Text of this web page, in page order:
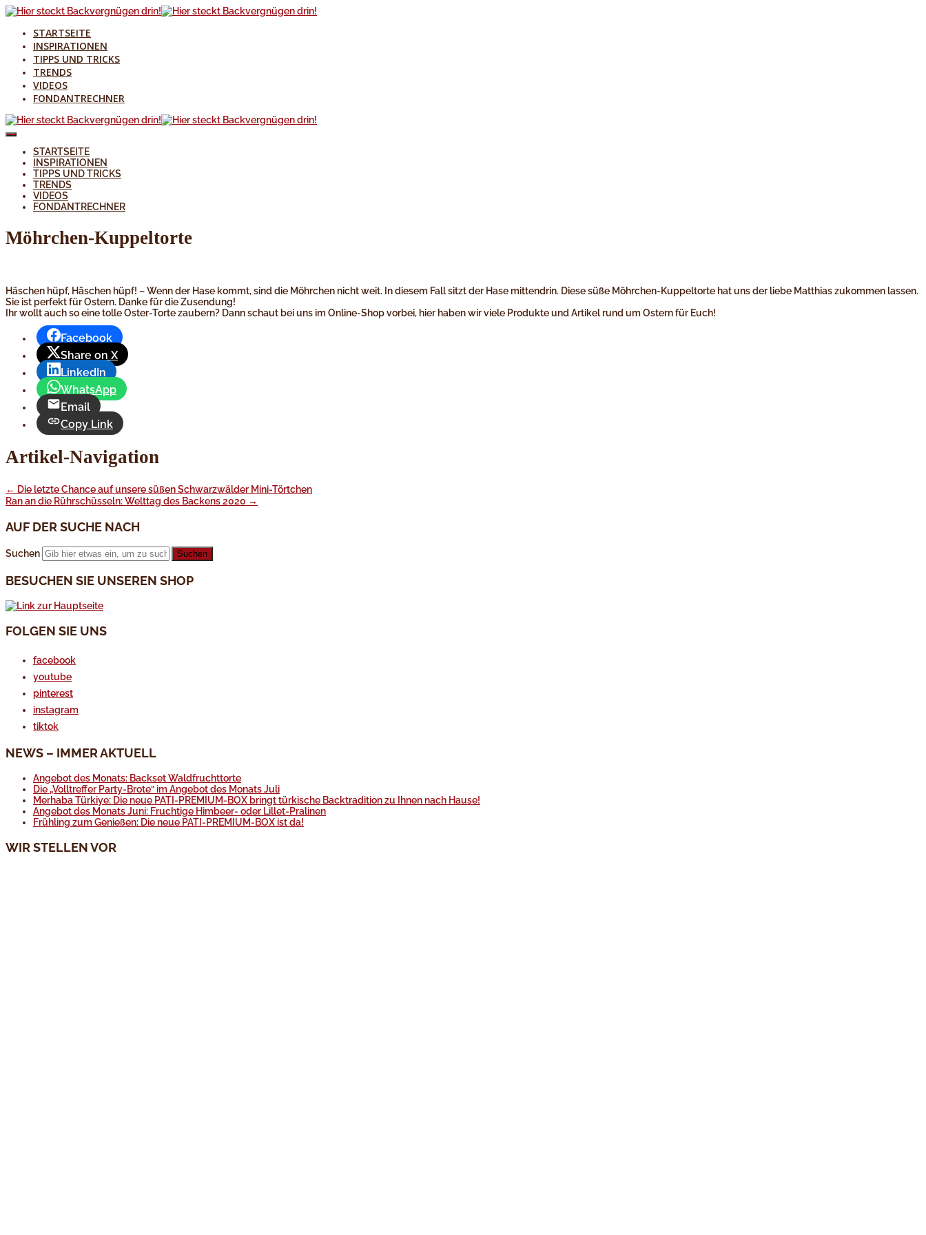
STARTSEITE
INSPIRATIONEN
TIPPS UND TRICKS
TRENDS
VIDEOS
FONDANTRECHNER
STARTSEITE
INSPIRATIONEN
TIPPS UND TRICKS
TRENDS
VIDEOS
FONDANTRECHNER
Möhrchen-Kuppeltorte
Häschen hüpf, Häschen hüpf! – Wenn der Hase kommt, sind die Möhrchen nicht weit. In diesem Fall sitzt der Hase mittendrin. Diese süße Möhrchen-Kuppeltorte hat uns der liebe Matthias zukommen lassen.
Sie ist perfekt für Ostern. Danke für die Zusendung!
Ihr wollt auch so eine tolle Oster-Torte zaubern? Dann schaut bei uns im Online-Shop vorbei, hier haben wir viele Produkte und Artikel rund um Ostern für Euch!
Facebook
Share on X
LinkedIn
WhatsApp
Email
Copy Link
Artikel-Navigation
← Die letzte Chance auf unsere süßen Schwarzwälder Mini-Törtchen
Ran an die Rührschüsseln: Welttag des Backens 2020 →
AUF DER SUCHE NACH
Suchen
BESUCHEN SIE UNSEREN SHOP
FOLGEN SIE UNS
facebook
youtube
pinterest
instagram
tiktok
NEWS – IMMER AKTUELL
Angebot des Monats: Backset Waldfruchttorte
Die „Volltreffer Party-Brote“ im Angebot des Monats Juli
Merhaba Türkiye: Die neue PATI-PREMIUM-BOX bringt türkische Backtradition zu Ihnen nach Hause!
Angebot des Monats Juni: Fruchtige Himbeer- oder Lillet-Pralinen
Frühling zum Genießen: Die neue PATI-PREMIUM-BOX ist da!
WIR STELLEN VOR